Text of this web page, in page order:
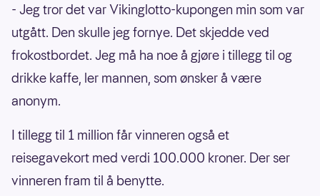
- Jeg tror det var Vikinglotto-kupongen min som var
utgått. Den skulle jeg fornye. Det skjedde ved
frokostbordet. Jeg må ha noe å gjøre i tillegg til og
drikke kaffe, ler mannen, som ønsker å være
anonym.
I tillegg til 1 million får vinneren også et
reisegavekort med verdi 100.000 kroner. Der ser
vinneren fram til å benytte.